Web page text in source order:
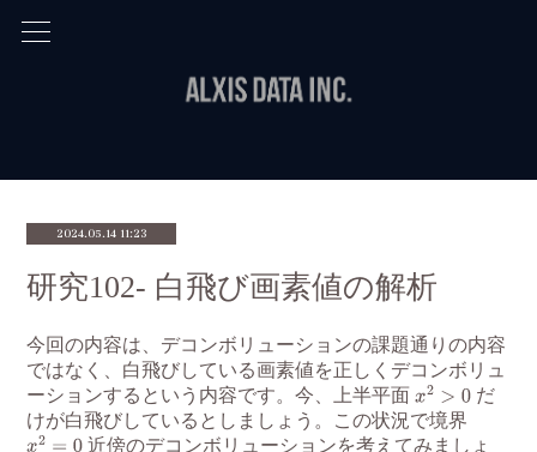
2024.05.14 11:23
研究102- 白飛び画素値の解析